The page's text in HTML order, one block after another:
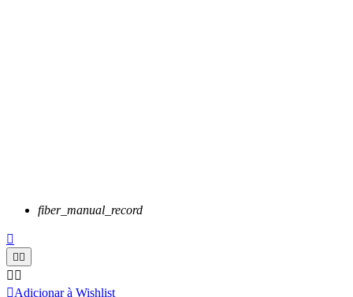
fiber_manual_record

 
 
Adicionar à Wishlist